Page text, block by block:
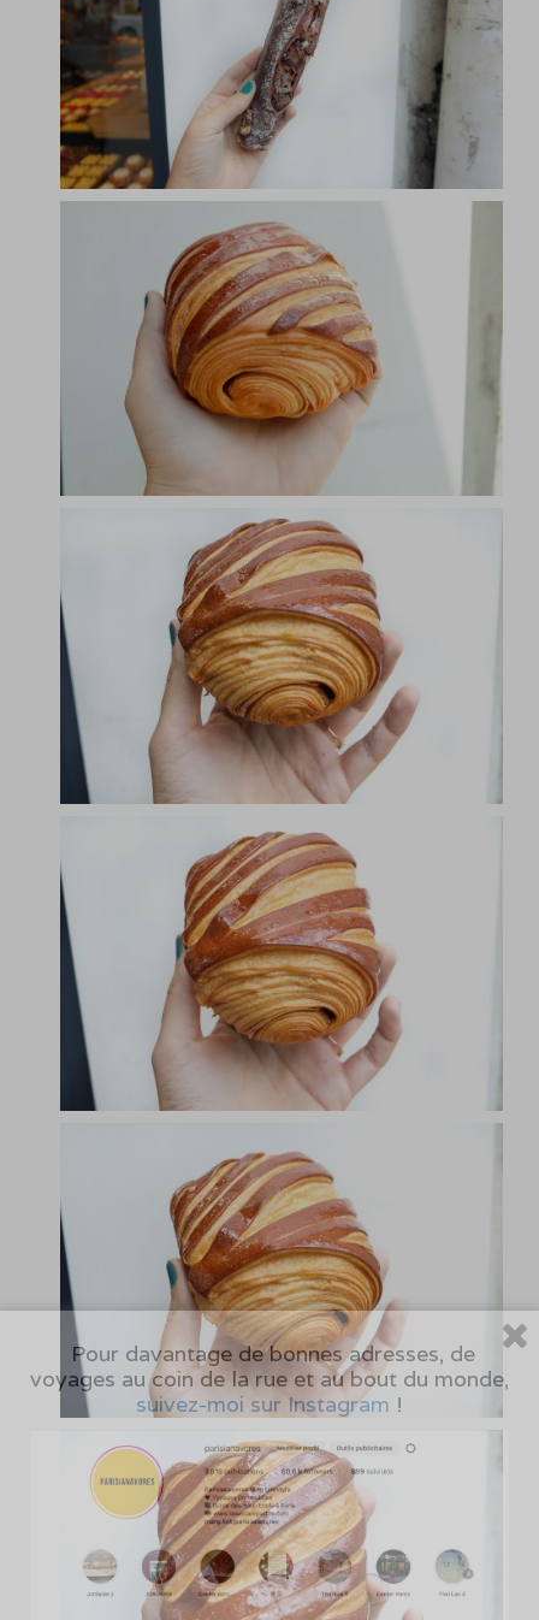
Pour davantage de bonnes adresses, de
voyages au coin de la rue et au bout du monde,
suivez-moi sur Instagram !